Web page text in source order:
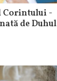
-
de Duhul